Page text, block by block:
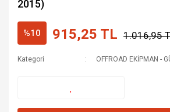
2015)
%10 915,25 TL 1.016,95
Kategori OFFROAD EKİPMAN -